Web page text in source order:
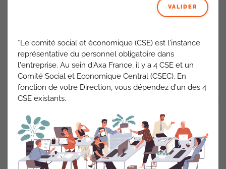
l’issue de chaque mission achevée, constatée par le
manager du tuteur et du collaborateur accompagné.
annuelle en considération des rythmes scolaires ou
universitaires.
ACTUALITÉS AXA FRANCE
PRÉCÉDENT SUIVANT
VALIDER
*Le comité social et économique (CSE) est l'instance
représentative du personnel obligatoire dans
l'entreprise. Au sein d'Axa France, il y a 4 CSE et un
Comité Social et Economique Central (CSEC). En
fonction de votre Direction, vous dépendez d'un des 4
CSE existants.